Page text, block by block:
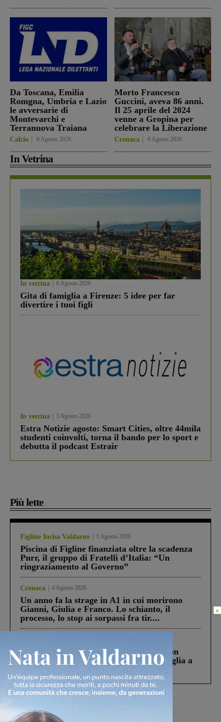
Da Toscana, Emilia
Romgna, Umbria e Lazio
le avversarie di
Montevarchi e
Terranuova Traiana
Calcio 6 Agosto 2026
Morto Francesco
Guccini, aveva 86 anni.
Il 25 aprile del 2024
venne a Gropina per
celebrare la Liberazione
Cronaca 6 Agosto 2026
In Vetrina
In vetrina 6 Agosto 2026
Gita di famiglia a Firenze: 5 idee per far
divertire i tuoi figli
In vetrina 3 Agosto 2026
Estra Notizie agosto: Smart Cities, oltre 44mila
studenti coinvolti, torna il bando per lo sport e
debutta il podcast Estrair
Più lette
Figline Incisa Valdarno 1 Agosto 2026
Piscina di Figline finanziata oltre la scadenza
Pnrr, il gruppo di Fratelli d’Italia: “Un
ringraziamento al Governo”
Cronaca 4 Agosto 2026
Un anno fa la strage in A1 in cui morirono
Gianni, Giulia e Franco. Lo schianto, il
processo, lo stop ai sorpassi fra tir....
Scomparso da una struttura di Castiglion
Fiorentino l’uomo che aveva ucciso la figlia a
Levane nel 2020
×